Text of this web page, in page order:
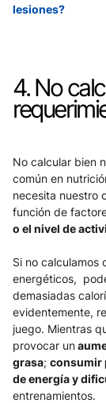
lesiones?
4. No
No calcular bien
común en
necesita nuestro
función de
o el nivel de
Si no calculamos
energéticos,
demasiadas
evidentemente,
juego. Mientras
provocar un
grasa; consumir
de energía y
entrenamientos.